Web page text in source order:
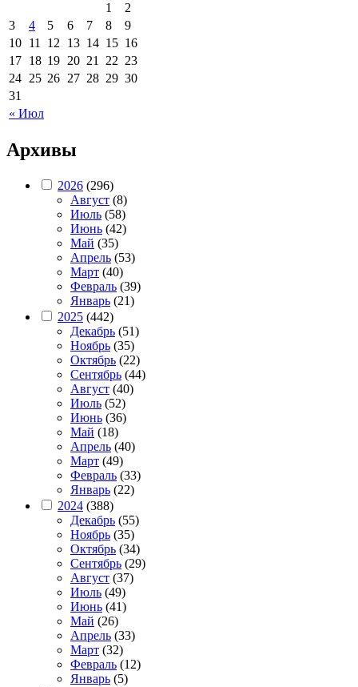
« Июл
1
2
3
4 5 6 7 8
9
10 11 12 13 14 15 16
17 18 19 20 21 22 23
24 25 26 27 28 29 30
31
Архивы
2026 (296)
Август (8)
Июль (58)
Июнь (42)
Май (35)
Апрель (53)
Март (40)
Февраль (39)
Январь (21)
2025 (442)
Декабрь (51)
Ноябрь (35)
Октябрь (22)
Сентябрь (44)
Август (40)
Июль (52)
Июнь (36)
Май (18)
Апрель (40)
Март (49)
Февраль (33)
Январь (22)
2024 (388)
Декабрь (55)
Ноябрь (35)
Октябрь (34)
Сентябрь (29)
Август (37)
Июль (49)
Июнь (41)
Май (26)
Апрель (33)
Март (32)
Февраль (12)
Январь (5)